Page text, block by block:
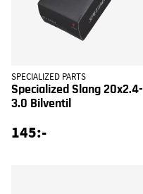
SPECIALIZED PARTS
Specialized Slang 20x2.4-
3.0 Bilventil
145:-